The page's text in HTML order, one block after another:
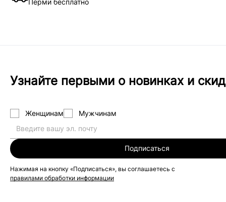
Перми бесплатно
Узнайте первыми о новинках и
Женщинам Мужчинам
Подписаться
Нажимая на кнопку «Подписаться», вы соглашаетесь с
правилами обработки информации